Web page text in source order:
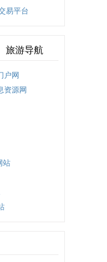
易平台
旅游导航
户网
资源网
站